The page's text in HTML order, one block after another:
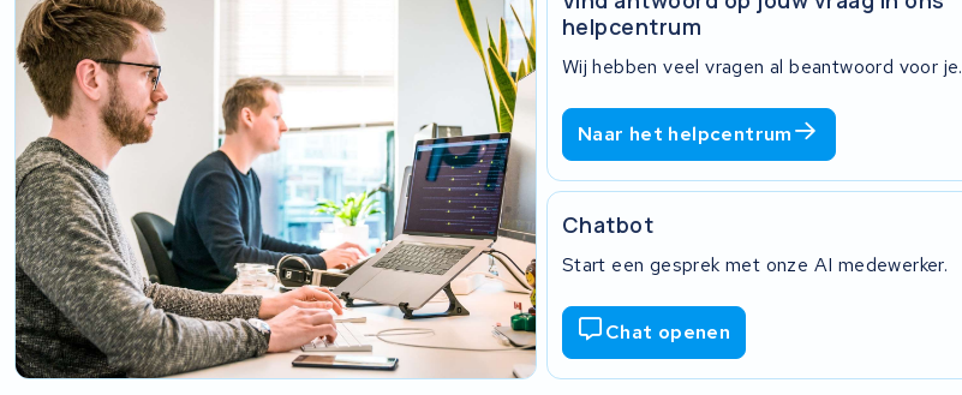
helpcentrum
Wij hebben veel vragen al beantwoord voor je.
Naar het helpcentrum
Chatbot
Start een gesprek met onze AI medewerker.
Chat openen